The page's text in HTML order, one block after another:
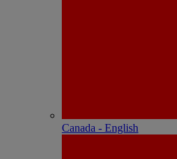
Canada - English